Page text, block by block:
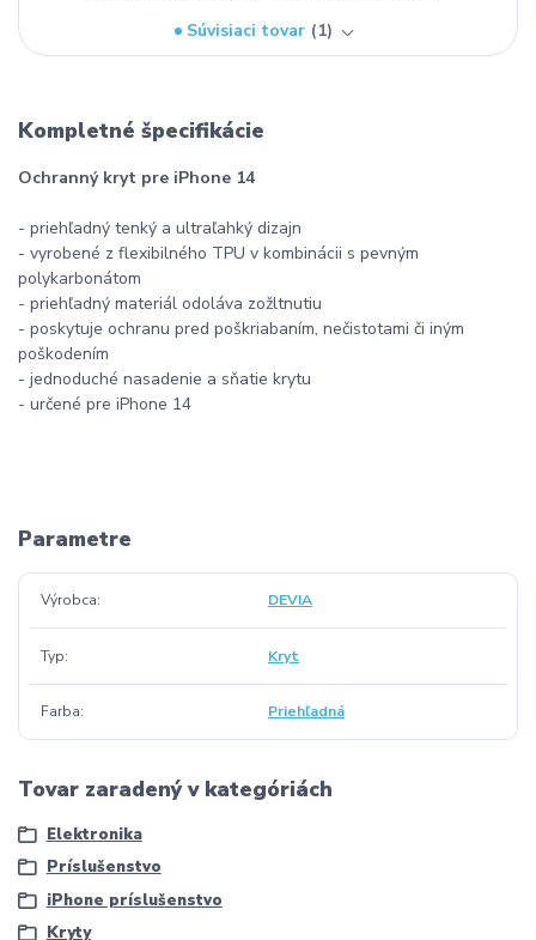
Súvisiaci tovar
1
Kompletné špecifikácie
Ochranný kryt pre iPhone 14
- priehľadný tenký a ultraľahký dizajn
- vyrobené z flexibilného TPU v kombinácii s pevným
polykarbonátom
- priehľadný materiál odoláva zožltnutiu
- poskytuje ochranu pred poškriabaním, nečistotami či iným
poškodením
- jednoduché nasadenie a sňatie krytu
- určené pre iPhone 14
Parametre
Výrobca DEVIA
Typ Kryt
Farba Priehľadná
Tovar zaradený v kategóriách
Elektronika
Príslušenstvo
iPhone príslušenstvo
Kryty